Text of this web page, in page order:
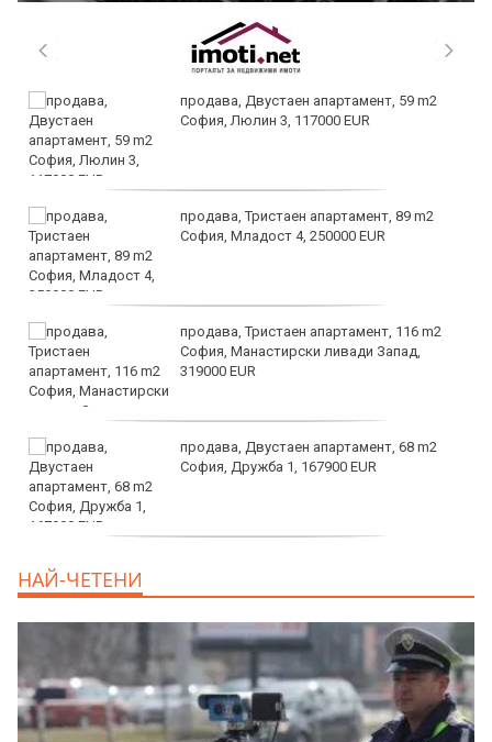
продава, Двустаен апартамент, 59 m2
София, Люлин 3, 117000 EUR
продава, Тристаен апартамент, 89 m2
София, Младост 4, 250000 EUR
продава, Тристаен апартамент, 116 m2
София, Манастирски ливади Запад,
319000 EUR
продава, Двустаен апартамент, 68 m2
София, Дружба 1, 167900 EUR
НАЙ-ЧЕТЕНИ